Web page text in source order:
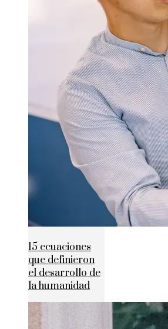
15 ecuaciones
que definieron
el desarrollo de
la humanidad